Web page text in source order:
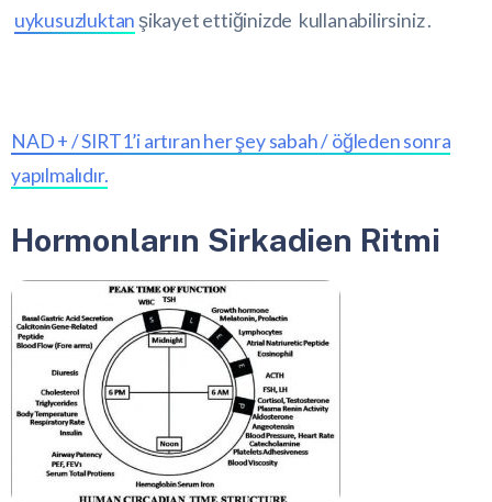
uykusuzluktanşikayet ettiğinizde kullanabilirsiniz .
NAD + / SIRT1’i artıran her şey sabah / öğleden sonra
yapılmalıdır.
Hormonların Sirkadien Ritmi